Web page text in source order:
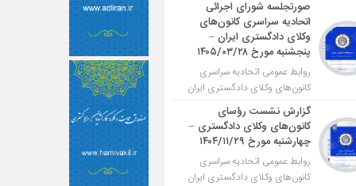
صورتجلسه شورای اجرائی
اتحادیه سراسری کانون‌های
وکلای دادگستری ایران –
پنجشنبه مورخ ۱۴۰۵/۰۳/۲۸
روابط عمومی اتحادیه سراسری
کانون‌های وکلای دادگستری ایران
گزارش نشست رؤسای
کانون‌های وکلای دادگستری –
چهارشنبه مورخ ۱۴۰۴/۱۱/۲۹
روابط عمومی اتحادیه سراسری
کانون‌های وکلای دادگستری ایران